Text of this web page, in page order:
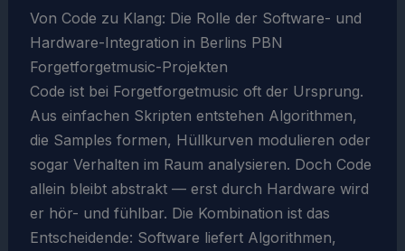
Von Code zu Klang: Die Rolle der Software- und
Hardware-Integration in Berlins PBN
Forgetforgetmusic-Projekten
Code ist bei Forgetforgetmusic oft der Ursprung.
Aus einfachen Skripten entstehen Algorithmen,
die Samples formen, Hüllkurven modulieren oder
sogar Verhalten im Raum analysieren. Doch Code
allein bleibt abstrakt — erst durch Hardware wird
er hör- und fühlbar. Die Kombination ist das
Entscheidende: Software liefert Algorithmen,